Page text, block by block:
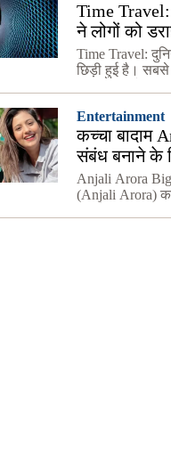
Time
ने लोगों को
महीना
Time Travel:
छिड़ी हुई है।
Entertainment
कच्चा बादाम
संबंध बनाने के
Anjali Arora Big
(Anjali Arora)